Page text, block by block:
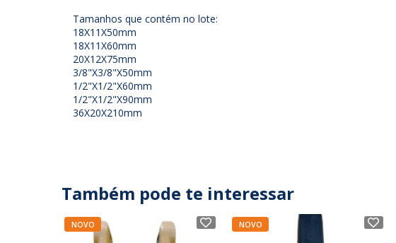
Tamanhos que contém no lote:
18X11X50mm
18X11X60mm
20X12X75mm
3/8"X3/8"X50mm
1/2"X1/2"X60mm
1/2"X1/2"X90mm
36X20X210mm
Também pode te interessar
NOVO NOVO